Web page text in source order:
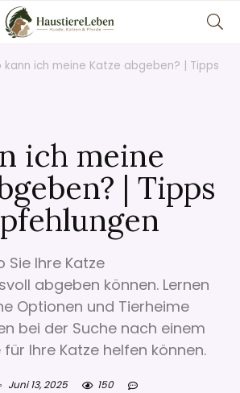
kann ich meine Katze abgeben? | Tipps
ich meine
| Tipps
Sie Ihre Katze
abgeben können. Lernen
Optionen und Tierheime
bei der Suche nach einem
Ihre Katze helfen können.
Juni 13, 2025 150